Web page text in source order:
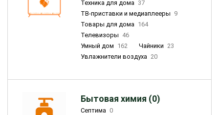
Техника для дома 37
ТВ-приставки и медиаплееры 9
Товары для дома 164
Телевизоры 46
Умный дом 162 Чайники 23
Увлажнители воздуха 20
Бытовая химия (0)
Септима 0